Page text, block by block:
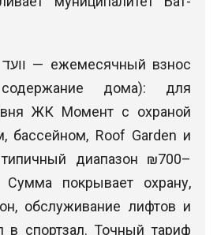
дома): для
ЖК Момент с охраной
бассейном, Roof Garden и
диапазон ₪700–
покрывает охрану,
обслуживание лифтов и
в спортзал. Точный тариф